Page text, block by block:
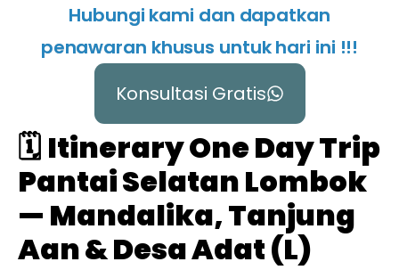
Hubungi kami dan dapatkan
penawaran khusus untuk hari ini !!!
Konsultasi Gratis
🗓️ Itinerary One Day Trip
Pantai Selatan Lombok
— Mandalika, Tanjung
Aan & Desa Adat (L)